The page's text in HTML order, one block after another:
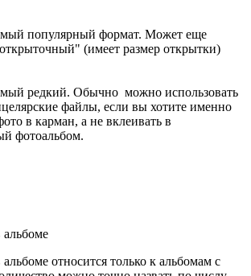
популярный формат. Может еще
(имеет размер открытки)
редкий. Обычно можно использовать
файлы, если вы хотите именно
в карман, а не вклеивать в
фотоальбом.
альбоме
относится только к альбомам с